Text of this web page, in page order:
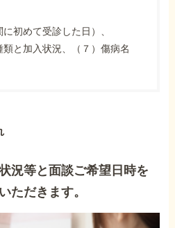
初めて受診した日）、
類と加入状況、（７）傷病名
況等と面談ご希望日時を
ただきます。